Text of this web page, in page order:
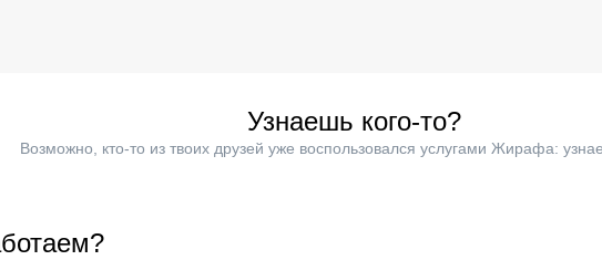
Узнаешь кого-то?
Возможно, кто-то из твоих друзей уже воспользовался услугами Жирафа: